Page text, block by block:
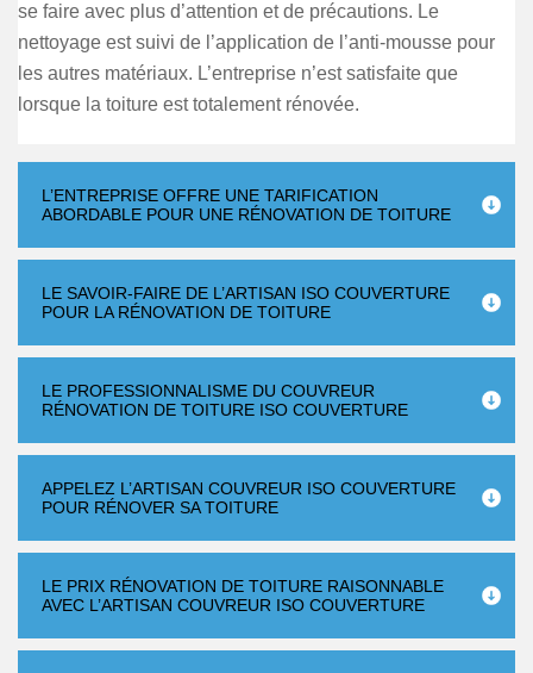
se faire avec plus d’attention et de précautions. Le
nettoyage est suivi de l’application de l’anti-mousse pour
les autres matériaux. L’entreprise n’est satisfaite que
lorsque la toiture est totalement rénovée.
L’ENTREPRISE OFFRE UNE TARIFICATION
ABORDABLE POUR UNE RÉNOVATION DE TOITURE
LE SAVOIR-FAIRE DE L’ARTISAN ISO COUVERTURE
POUR LA RÉNOVATION DE TOITURE
LE PROFESSIONNALISME DU COUVREUR
RÉNOVATION DE TOITURE ISO COUVERTURE
APPELEZ L’ARTISAN COUVREUR ISO COUVERTURE
POUR RÉNOVER SA TOITURE
LE PRIX RÉNOVATION DE TOITURE RAISONNABLE
AVEC L’ARTISAN COUVREUR ISO COUVERTURE